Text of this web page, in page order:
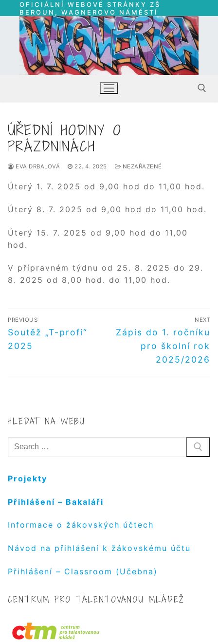
Přeskočit
na
obsah
OFICIÁLNÍ WEBOVÉ STRÁNKY ZŠ
BEROUN, WAGNEROVO NÁMĚSTÍ
Hledat:
ÚŘEDNÍ HODINY O
PRÁZDNINÁCH
EVA DRBALOVÁ 22. 4. 2025 NEZAŘAZENÉ
Úterý 1. 7. 2025 od 9,00 hod do 11,00 hod.
Úterý 8. 7. 2025 od 9,00 hod do 11,00 hod.
Úterý 15. 7. 2025 od 9,00 hod do 11,00
hod.
V přípravném týdnu od 25. 8. 2025 do 29.
8. 2025 od 8,00 hod. do 11,00 hod.
NAVIGACE
PRO
PŘÍSPĚVEK
PREVIOUS
Předchozí
příspěvek
Soutěž „T-profi“
2025
NEXT
Další
příspěvek
Zápis do 1. ročníku
pro školní rok
2025/2026
HLEDAT NA WEBU
Hledat:
Projekty
Přihlášení – Bakaláři
Informace o žákovských účtech
Návod na přihlášení k žákovskému účtu
Přihlášení – Classroom (Učebna)
CENTRUM PRO TALENTOVANOU MLÁDEŽ